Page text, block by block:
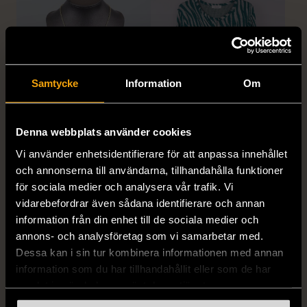
Samtycke Information Om
Denna webbplats använder cookies
Vi använder enhetsidentifierare för att anpassa innehållet
och annonserna till användarna, tillhandahålla funktioner
för sociala medier och analysera vår trafik. Vi
vidarebefordrar även sådana identifierare och annan
information från din enhet till de sociala medier och
annons- och analysföretag som vi samarbetar med.
Dessa kan i sin tur kombinera informationen med annan
information som du har tillhandahållit eller som de har
SNÖ OF SWEDEN
SNÖ of Sweden -
Halsband med
cirkelhänge
Gott skick
169 kr
Rodebjer - Mönstrad topp
med knappdetalj
M (38-40)
Mycket gott skick
399 kr